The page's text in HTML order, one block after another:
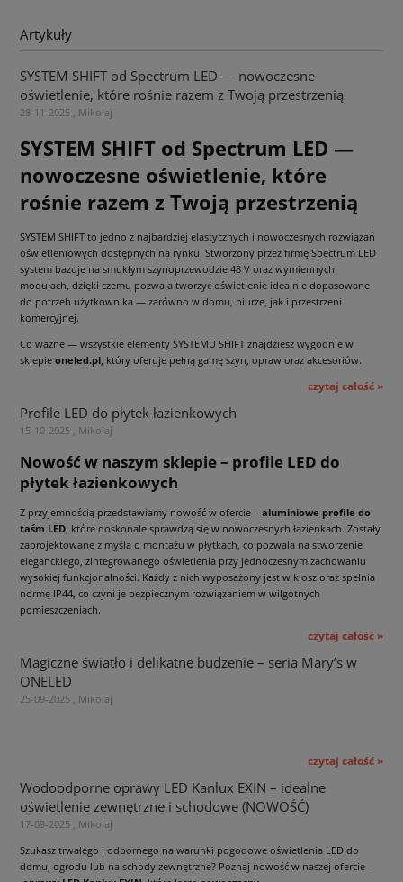
Artykuły
SYSTEM SHIFT od Spectrum LED — nowoczesne
oświetlenie, które rośnie razem z Twoją przestrzenią
28-11-2025 , Mikołaj
SYSTEM SHIFT od Spectrum LED —
nowoczesne oświetlenie, które
rośnie razem z Twoją przestrzenią
SYSTEM SHIFT to jedno z najbardziej elastycznych i nowoczesnych rozwiązań
oświetleniowych dostępnych na rynku. Stworzony przez firmę Spectrum LED
system bazuje na smukłym szynoprzewodzie 48 V oraz wymiennych
modułach, dzięki czemu pozwala tworzyć oświetlenie idealnie dopasowane
do potrzeb użytkownika — zarówno w domu, biurze, jak i przestrzeni
komercyjnej.
Co ważne — wszystkie elementy SYSTEMU SHIFT znajdziesz wygodnie w
sklepie oneled.pl , który oferuje pełną gamę szyn, opraw oraz akcesoriów.
czytaj całość »
Profile LED do płytek łazienkowych
15-10-2025 , Mikołaj
Nowość w naszym sklepie – profile LED do
płytek łazienkowych
Z przyjemnością przedstawiamy nowość w ofercie – aluminiowe profile do
taśm LED, które doskonale sprawdzą się w nowoczesnych łazienkach. Zostały
zaprojektowane z myślą o montażu w płytkach, co pozwala na stworzenie
eleganckiego, zintegrowanego oświetlenia przy jednoczesnym zachowaniu
wysokiej funkcjonalności. Każdy z nich wyposażony jest w klosz oraz spełnia
normę IP44, co czyni je bezpiecznym rozwiązaniem w wilgotnych
pomieszczeniach.
czytaj całość »
Magiczne światło i delikatne budzenie – seria Mary’s w
ONELED
25-09-2025 , Mikołaj
czytaj całość »
Wodoodporne oprawy LED Kanlux EXIN – idealne
oświetlenie zewnętrzne i schodowe (NOWOŚĆ)
17-09-2025 , Mikołaj
Szukasz trwałego i odpornego na warunki pogodowe oświetlenia LED do
domu, ogrodu lub na schody zewnętrzne? Poznaj nowość w naszej ofercie –